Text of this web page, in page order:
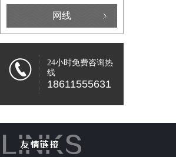
网线
24小时免费咨询热
线
18611555631